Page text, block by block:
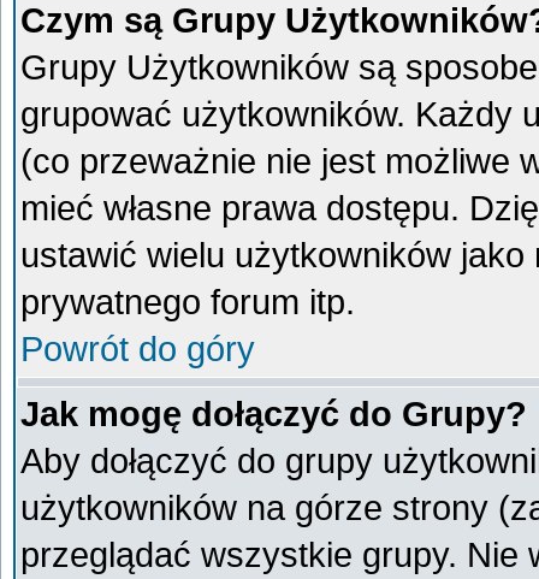
Czym są Grupy
Grupy Użytkowników są
grupować użytkowników. Każdy
(co przeważnie nie jest możliwe
mieć własne prawa dostępu.
ustawić wielu użytkowników
prywatnego forum itp.
Powrót do góry
Jak mogę dołączyć do Grupy?
Aby dołączyć do grupy
użytkowników na górze strony
przeglądać wszystkie grupy.